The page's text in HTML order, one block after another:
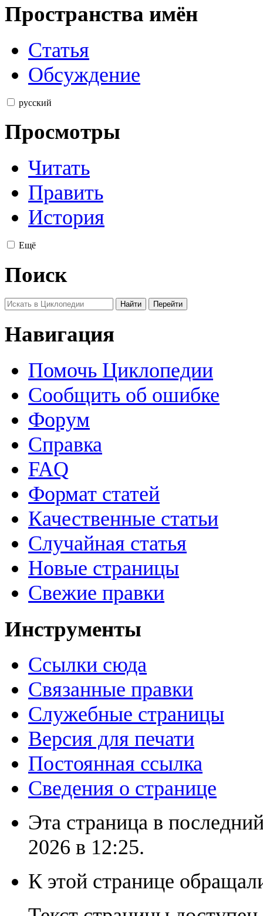
Пространства имён
Статья
Обсуждение
русский
Просмотры
Читать
Править
История
Ещё
Поиск
Навигация
Помочь Циклопедии
Сообщить об ошибке
Форум
Справка
FAQ
Формат статей
Качественные статьи
Случайная статья
Новые страницы
Свежие правки
Инструменты
Ссылки сюда
Связанные правки
Служебные страницы
Версия для печати
Постоянная ссылка
Сведения о странице
Эта страница в
2026 в 12:25.
К этой странице